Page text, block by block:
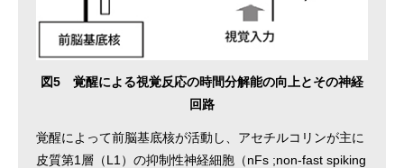
図5 覚醒による視覚反応の時間分解能の向上とその神経
回路
覚醒によって前脳基底核が活動し、アセチルコリンが主に
皮質第1層（L1）の抑制性神経細胞（nFs ;non-fast spiking